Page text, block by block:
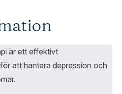
är ett effektivt
att hantera depression och